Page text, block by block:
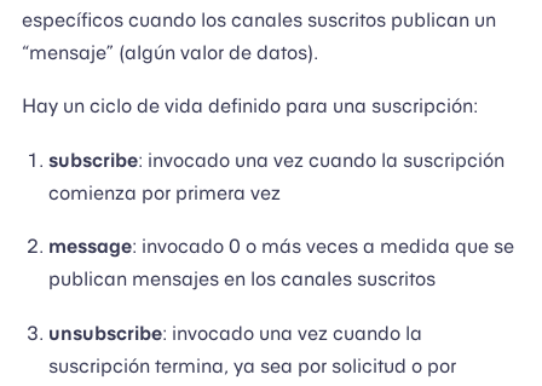
específicos cuando los canales suscritos publican un
“mensaje” (algún valor de datos).
Hay un ciclo de vida definido para una suscripción:
subscribe: invocado una vez cuando la suscripción
comienza por primera vez
message: invocado 0 o más veces a medida que se
publican mensajes en los canales suscritos
unsubscribe: invocado una vez cuando la
suscripción termina, ya sea por solicitud o por